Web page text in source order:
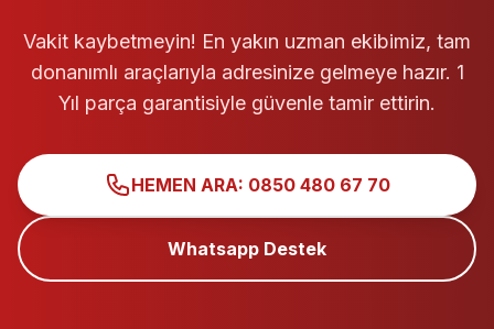
Vakit kaybetmeyin! En yakın uzman ekibimiz, tam
donanımlı araçlarıyla adresinize gelmeye hazır. 1
Yıl parça garantisiyle güvenle tamir ettirin.
HEMEN ARA: 0850 480 67 70
Whatsapp Destek